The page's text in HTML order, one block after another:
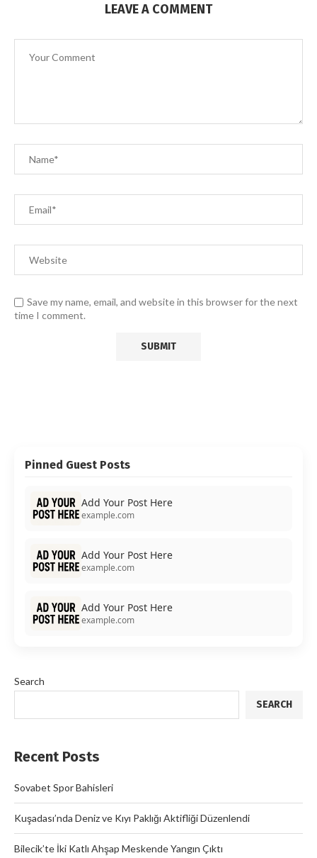
LEAVE A COMMENT
Save my name, email, and website in this browser for the next
time I comment.
Pinned Guest Posts
Add Your Post Here
example.com
Add Your Post Here
example.com
Add Your Post Here
example.com
Search
SEARCH
Recent Posts
Sovabet Spor Bahisleri
Kuşadası’nda Deniz ve Kıyı Paklığı Aktifliği Düzenlendi
Bilecik’te İki Katlı Ahşap Meskende Yangın Çıktı